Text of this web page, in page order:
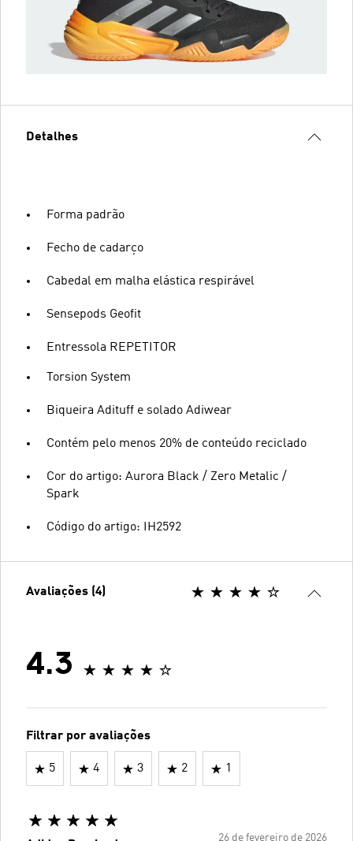
Detalhes
Forma padrão
Fecho de cadarço
Cabedal em malha elástica respirável
Sensepods Geofit
Entressola REPETITOR
Torsion System
Biqueira Adituff e solado Adiwear
Contém pelo menos 20% de conteúdo reciclado
Cor do artigo: Aurora Black / Zero Metalic /
Spark
Código do artigo: IH2592
Avaliações (4)
4.3
Filtrar por avaliações
5 4 3 2 1
26 de fevereiro de 2026